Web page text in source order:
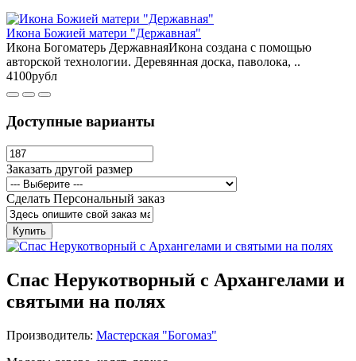
Икона Божией матери "Державная"
Икона Богоматерь ДержавнаяИкона создана с помощью
авторской технологии. Деревянная доска, паволока, ..
4100рубл
Доступные варианты
Заказать другой размер
Сделать Персональный заказ
Купить
Спас Нерукотворный с Архангелами и
святыми на полях
Производитель: Мастерская "Богомаз"